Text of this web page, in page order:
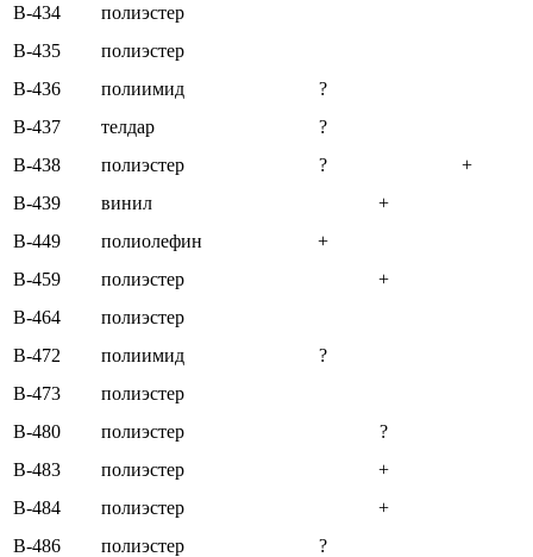
B-434
полиэстер
B-435
полиэстер
B-436
полиимид
?
B-437
телдар
?
B-438
полиэстер ?
+
B-439
винил
+
B-449
полиолефин
+
B-459
полиэстер
+
B-464
полиэстер
B-472
полиимид
?
B-473
полиэстер
B-480
полиэстер
?
B-483
полиэстер
+
B-484
полиэстер
+
B-486
полиэстер
?